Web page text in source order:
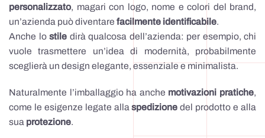
personalizzato, magari con logo, nome e colori del brand,
un’azienda può diventare facilmente identificabile.
Anche lo stile dirà qualcosa dell’azienda: per esempio, chi
vuole trasmettere un’idea di modernità, probabilmente
sceglierà un design elegante, essenziale e minimalista.
Naturalmente l’imballaggio ha anche motivazioni pratiche,
come le esigenze legate allaspedizione del prodotto e alla
sua protezione.